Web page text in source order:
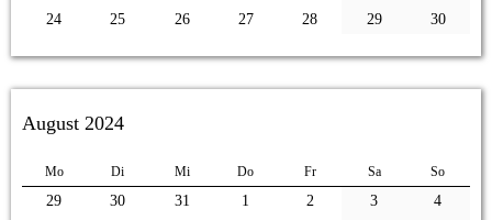
24
25 26 27 28 29 30
August 2024
Mo Di Mi Do Fr Sa So
29 30 31 1 2 3
4